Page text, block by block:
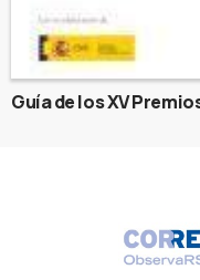
Guía de los XV